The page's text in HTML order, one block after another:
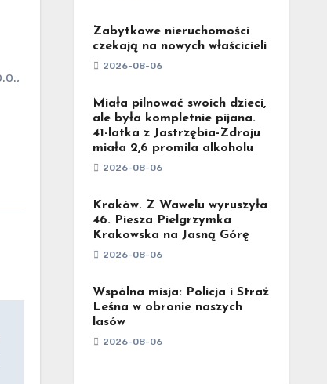
Zabytkowe nieruchomości
czekają na nowych właścicieli
2026-08-06
Miała pilnować swoich dzieci,
ale była kompletnie pijana.
41-latka z Jastrzębia-Zdroju
miała 2,6 promila alkoholu
2026-08-06
Kraków. Z Wawelu wyruszyła
46. Piesza Pielgrzymka
Krakowska na Jasną Górę
2026-08-06
Wspólna misja: Policja i Straż
Leśna w obronie naszych
lasów
2026-08-06